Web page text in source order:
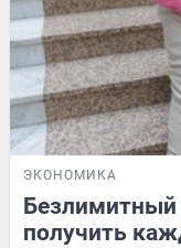
ЭКОНОМИКА
получить